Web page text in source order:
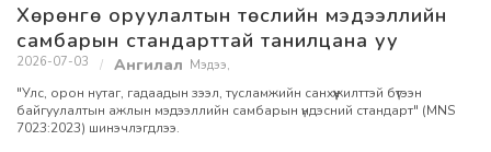
Хөрөнгө оруулалтын төслийн мэдээллийн
самбарын стандарттай танилцана уу
2026-07-03 Мэдээ,
"Улс, орон нутаг, гадаадын зээл, тусламжийн санхүүжилттэй бүтээн
байгуулалтын ажлын мэдээллийн самбарын үндэсний стандарт" (MNS
7023:2023) шинэчлэгдлээ.